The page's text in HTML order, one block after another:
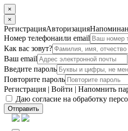
×
×
РегистрацияАвторизация
Номер телефонаили email
Как вас зовут?
Ваш email
Введите пароль
Повторите пароль
Регистрация | Войти | Напомнить
Даю согласие на обработку
Отправить